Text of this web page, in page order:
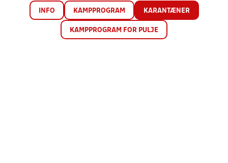
INFO KAMPPROGRAM KARANTÆNER
KAMPPROGRAM FOR PULJE